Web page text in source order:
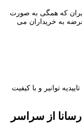
های ایرانی کابل شیلد دار ۲٫۵*۳ در ایران که همگی به صورت
به خریداران می
توانیر و با کیفیت
از سراسر